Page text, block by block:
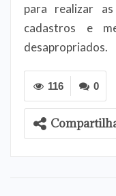
para realizar
cadastros e
desapropriados.
0
116